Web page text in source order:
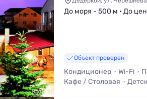
До моря - 500 м • До
Объект проверен
Кондиционер Wi-Fi
Кафе / Столовая